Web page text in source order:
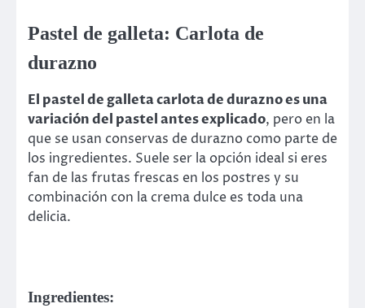
Pastel de galleta: Carlota de
durazno
El pastel de galleta carlota de durazno es una
variación del pastel antes explicado, pero en la
que se usan conservas de durazno como parte de
los ingredientes. Suele ser la opción ideal si eres
fan de las frutas frescas en los postres y su
combinación con la crema dulce es toda una
delicia.
Ingredientes: